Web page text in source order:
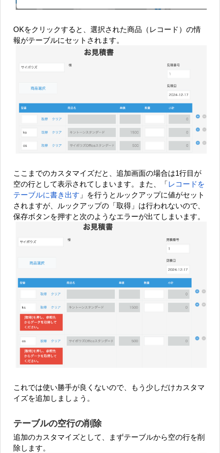
OKをクリックすると、選択された商品（レコード）の情
報がテーブルにセットされます。
ここまでのカスタマイズだと、追加画面の場合は1行目が
空の行として表示されてしまいます。また、「 レコードを
テーブルに書き出す 」を行うとルックアップに値がセット
されますが、ルックアップの「取得」は行われないので、
保存ボタンを押すと次のようなエラーが出てしまいます。
これでは使い勝手が良くないので、もう少しだけカスタマ
イズを追加しましょう。
テーブルの空行の削除
追加のカスタマイズとして、まずテーブルから空の行を削
除します。